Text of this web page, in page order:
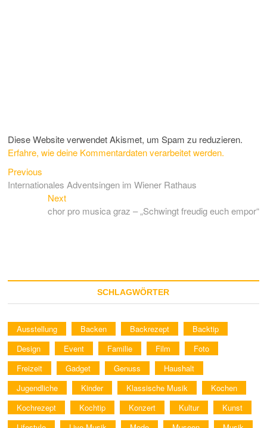
Diese Website verwendet Akismet, um Spam zu reduzieren.
Erfahre, wie deine Kommentardaten verarbeitet werden.
Beitragsnavigation
Previous
post:
Internationales Adventsingen im Wiener Rathaus
NextNext
post:
chor pro musica graz – „Schwingt freudig euch empor“
SCHLAGWÖRTER
Ausstellung Backen Backrezept
Backtip
Design
Event Familie Film
Foto
Freizeit
Gadget Genuss
Haushalt
Jugendliche
Kinder Klassische Musik
Kochen
Kochrezept
Kochtip Konzert Kultur
Kunst